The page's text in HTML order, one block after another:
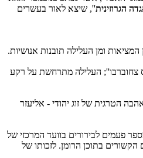
הגרוזינית'', שיצא לאור בעשרים
ומן העלילה תובנות אנושיות.
צחוברבו''; העלילה מתרחשת על רקע
הטרגית של זוג יהודי - אליעזר
בשנת 1991. במשך כמה שנים, זוּמן מחבר הרומן מספר פעמים לבירורים בוועד המרכזי של
הקשורים בתוכן הרומן. לזכותו של